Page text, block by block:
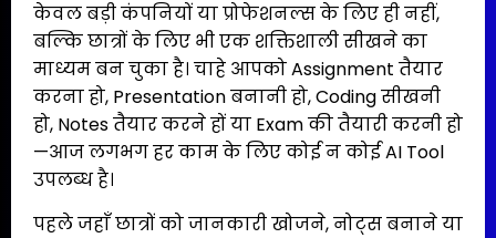
केवल बड़ी कंपनियों या प्रोफेशनल्स के लिए ही नहीं,
बल्कि छात्रों के लिए भी एक शक्तिशाली सीखने का
माध्यम बन चुका है। चाहे आपको Assignment तैयार
करना हो, Presentation बनानी हो, Coding सीखनी
हो, Notes तैयार करने हों या Exam की तैयारी करनी हो
—आज लगभग हर काम के लिए कोई न कोई AI Tool
उपलब्ध है।
पहले जहाँ छात्रों को जानकारी खोजने, नोट्स बनाने या